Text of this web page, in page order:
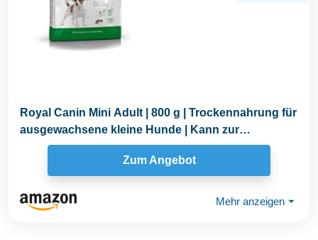
Royal Canin Mini Adult | 800 g | Trockennahrung für
ausgewachsene kleine Hunde | Kann zur
optimalen...
Zum Angebot
Mehr anzeigen ⏷